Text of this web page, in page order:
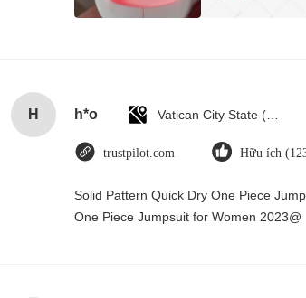
H h*o
trustpilot.com Hữu ích
Solid Pattern Quick Dry One Piece
One Piece Jumpsuit for Women 2023@